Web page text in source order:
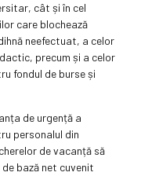
cât și în cel
care blochează
neefectuat, a celor
precum și a celor
fondul de burse și
de urgență a
personalul din
de vacanță să
bază net cuvenit